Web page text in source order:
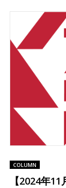
COLUMN
【2024年